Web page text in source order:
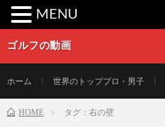
ゴルフの動画
ホーム 世界のトッププロ・男子
HOME タグ：右の壁
MENU